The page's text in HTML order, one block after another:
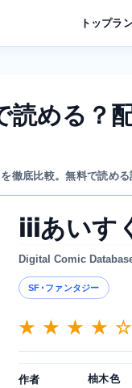
トップラ
める？
徹底比較。無料で読め
iiiあいす
Digital Comic
SF･ファンタジー
★ ★ ★ ★ ☆
作者 柚木色